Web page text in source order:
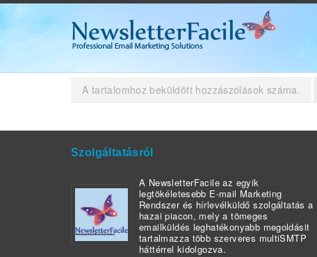
!title engedélyezése
A tartalomhoz beküldött hozzászólások száma.
Szolgáltatásról
A NewsletterFacile az egyik
legtökéletesebb E-mail Marketing
Rendszer és hírlevélküldő szolgáltatás a
hazai piacon, mely a tömeges
emailküldés leghatékonyabb megoldásit
tartalmazza több szerveres multiSMTP
háttérrel kidolgozva.